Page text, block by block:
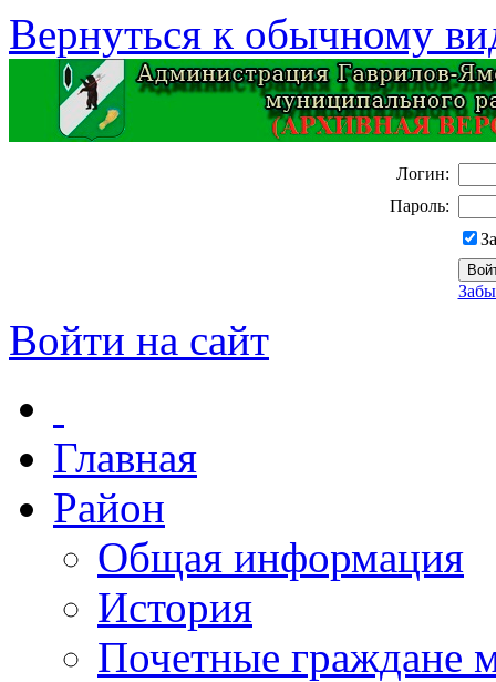
Вернуться к обычному
Логин:
Пароль:
Войти на сайт
Главная
Район
Общая информация
История
Почетные граждане